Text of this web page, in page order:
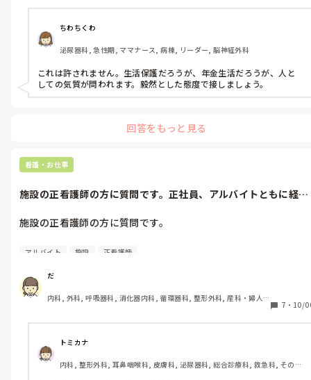
一般病院, 大学病院, オペ室, 透析
ちわちくわ
泌尿器科, 急性期, ママナース, 病棟, リーダー, 脳神経外科
これは許されません。生活保護だろうが、年金生活だろうが、人と
回答をもっと見る
看護・お仕事
施設の正看護師の方に質問です。正社員、アルバイトともに経験
施設の正看護師の方に質問です。
正社員、アルバイトともに経験加算はありませんと言われまし
これは普通でしょうか。
アルバイト 施設 正看護師
だ
内科, 外科, 呼吸器科, 消化器内科, 循環器科, 整形外科, 産科・婦人
一般病院, 大学病院, オペ室, 透析
7 ・ 10/
トミカナ
内科, 整形外科, 耳鼻咽喉科, 皮膚科, 泌尿器科, 総合診療科, 救急科, その他